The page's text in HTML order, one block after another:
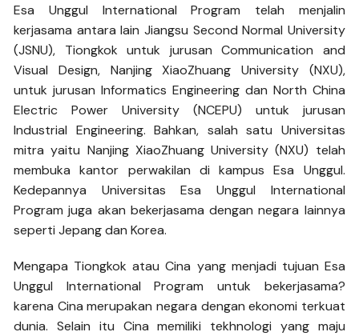
Esa Unggul International Program telah menjalin
kerjasama antara lain Jiangsu Second Normal University
(JSNU), Tiongkok untuk jurusan Communication and
Visual Design, Nanjing XiaoZhuang University (NXU),
untuk jurusan Informatics Engineering dan North China
Electric Power University (NCEPU) untuk jurusan
Industrial Engineering. Bahkan, salah satu Universitas
mitra yaitu Nanjing XiaoZhuang University (NXU) telah
membuka kantor perwakilan di kampus Esa Unggul.
Kedepannya Universitas Esa Unggul International
Program juga akan bekerjasama dengan negara lainnya
seperti Jepang dan Korea.
Mengapa Tiongkok atau Cina yang menjadi tujuan Esa
Unggul International Program untuk bekerjasama?
karena Cina merupakan negara dengan ekonomi terkuat
dunia. Selain itu Cina memiliki tekhnologi yang maju